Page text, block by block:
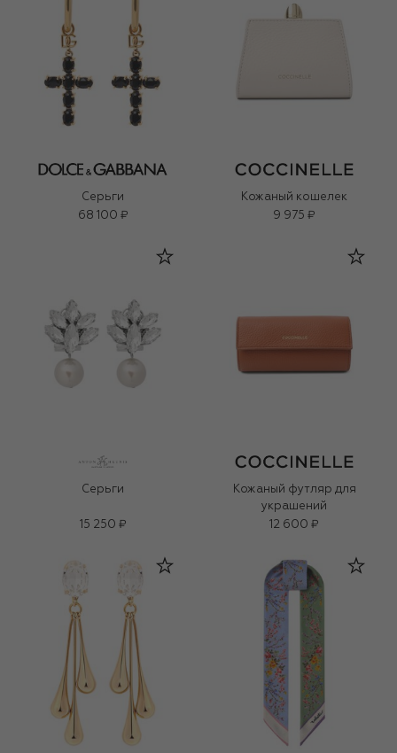
Серьги
68 100 ₽
Кожаный кошелек
9 975 ₽
Серьги
15 250 ₽
Кожаный футляр для
украшений
12 600 ₽